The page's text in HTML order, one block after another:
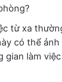
từ xa
có thể
gian làm